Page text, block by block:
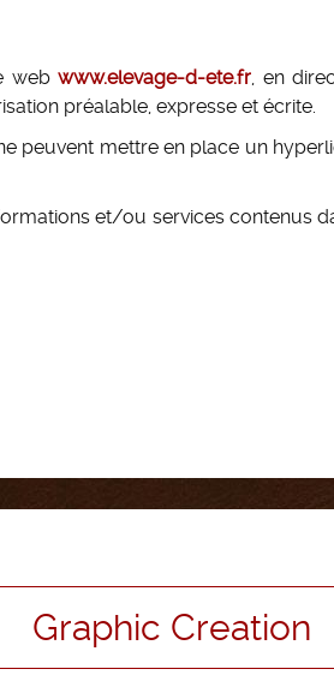
webwww.elevage-d-ete.fr , en
préalable, expresse et écrite.
peuvent mettre en place un
et/ou services contenus
Graphic Creation